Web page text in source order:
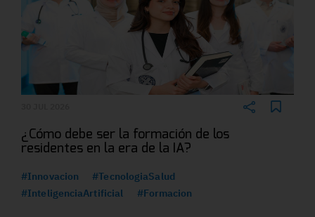
¿Cómo debe ser la formación de los
residentes en la era de la IA?
#Innovacion
#TecnologiaSalud
#InteligenciaArtificial
#Formacion